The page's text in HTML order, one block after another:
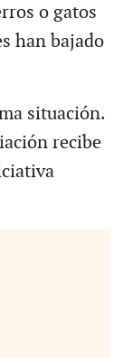
o gatos
han bajado
situación.
recibe